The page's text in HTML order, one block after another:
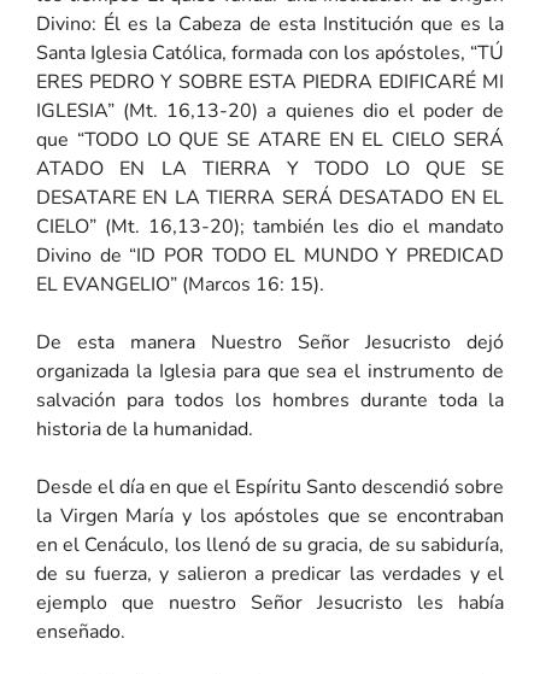
Divino: Él es la Cabeza de esta Institución que es la
Santa Iglesia Católica, formada con los apóstoles, “TÚ
ERES PEDRO Y SOBRE ESTA PIEDRA EDIFICARÉ MI
IGLESIA” (Mt. 16,13-20) a quienes dio el poder de
que “TODO LO QUE SE ATARE EN EL CIELO SERÁ
ATADO EN LA TIERRA Y TODO LO QUE SE
DESATARE EN LA TIERRA SERÁ DESATADO EN EL
CIELO” (Mt. 16,13-20); también les dio el mandato
Divino de “ID POR TODO EL MUNDO Y PREDICAD
EL EVANGELIO” (Marcos 16: 15).
De esta manera Nuestro Señor Jesucristo dejó
organizada la Iglesia para que sea el instrumento de
salvación para todos los hombres durante toda la
historia de la humanidad.
Desde el día en que el Espíritu Santo descendió sobre
la Virgen María y los apóstoles que se encontraban
en el Cenáculo, los llenó de su gracia, de su sabiduría,
de su fuerza, y salieron a predicar las verdades y el
ejemplo que nuestro Señor Jesucristo les había
enseñado.